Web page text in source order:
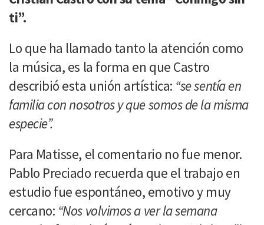
ti”.
Lo que ha llamado tanto la atención como
la música, es la forma en que Castro
describió esta unión artística: “se sentía en
familia con nosotros y que somos de la misma
especie”.
Para Matisse, el comentario no fue menor.
Pablo Preciado recuerda que el trabajo en
estudio fue espontáneo, emotivo y muy
cercano: “Nos volvimos a ver la semana